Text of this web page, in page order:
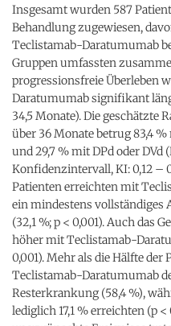
Insgesamt wurden 587
Behandlung zugewiesen,
Teclistamab-Daratumumab
Gruppen umfassten
progressionsfreie Überleben
Daratumumab signifikant
34,5 Monate). Die geschätzte
über 36 Monate betrug 83,4
und 29,7 % mit DPd oder DVd
Konfidenzintervall, KI: 0,12 –
Patienten erreichten mit
ein mindestens vollständiges
(32,1 %; p < 0,001). Auch das
höher mit Teclistamab-
0,001). Mehr als die Hälfte
Teclistamab-Daratumumab
Resterkrankung (58,4 %),
lediglich 17,1 % erreichten (p